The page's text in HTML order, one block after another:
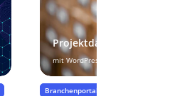
Projektdatenbank
mit WordPress
Branchenportale &